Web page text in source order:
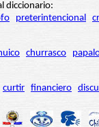
diccionario:
preterintencional
churrasco
curtir financiero